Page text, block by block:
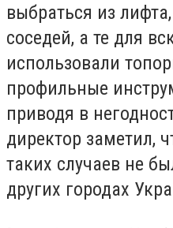
выбраться из
соседей, а те для
использовали
профильные
приводя в
директор заметил,
таких случаев не
других городах